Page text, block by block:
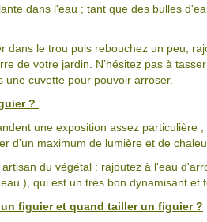
dans l'eau ; tant que des bulles
dans le trou puis rebouchez un peu,
de votre jardin. N’hésitez pas à
une cuvette pour pouvoir arroser.
?
une exposition assez particulière
d'un maximum de lumière et de
du végétal : rajoutez à l'eau
), qui est un très bon dynamisant et
figuier et quand tailler un figuier ?